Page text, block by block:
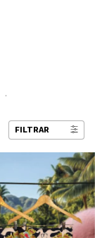
.
FILTRAR